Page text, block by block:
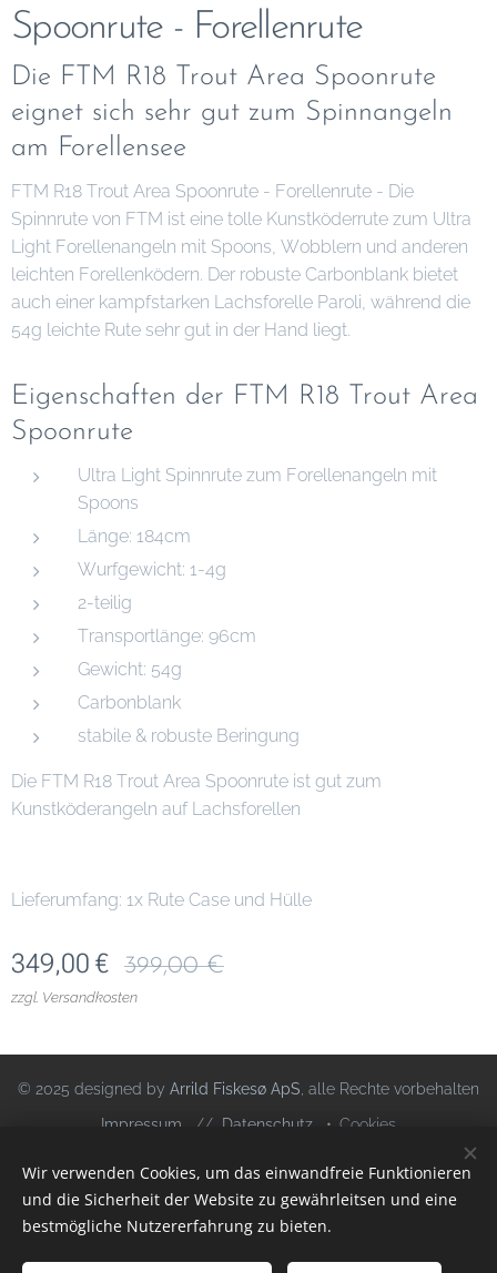
Spoonrute - Forellenrute
Die FTM R18 Trout Area Spoonrute
eignet sich sehr gut zum Spinnangeln
am Forellensee
FTM R18 Trout Area Spoonrute - Forellenrute - Die
Spinnrute von FTM ist eine tolle Kunstköderrute zum Ultra
Light Forellenangeln mit Spoons, Wobblern und anderen
leichten Forellenködern. Der robuste Carbonblank bietet
auch einer kampfstarken Lachsforelle Paroli, während die
54g leichte Rute sehr gut in der Hand liegt.
Eigenschaften der FTM R18 Trout Area
Spoonrute
Ultra Light Spinnrute zum Forellenangeln mit
Spoons
Länge: 184cm
Wurfgewicht: 1-4g
2-teilig
Transportlänge: 96cm
Gewicht: 54g
Carbonblank
stabile & robuste Beringung
Die FTM R18 Trout Area Spoonrute ist gut zum
Kunstköderangeln auf Lachsforellen
Lieferumfang: 1x Rute Case und Hülle
349,00 € 399,00€
zzgl. Versandkosten
© 2025 designed by Arrild Fiskesø ApS , alle Rechte vorbehalten
Impressum // Datenschutz Cookies
Sprachen
Deutsch
Dansk
Wir verwenden Cookies, um das einwandfreie Funktionieren
und die Sicherheit der Website zu gewährleitsen und eine
bestmögliche Nutzererfahrung zu bieten.